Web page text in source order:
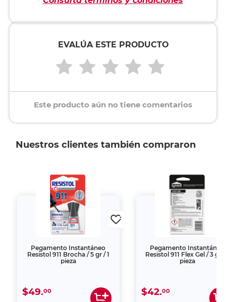
EVALÚA ESTE PRODUCTO
Este producto aún no tiene comentarios
Nuestros clientes también compraron
Pegamento Instantáneo
Resistol 911 Brocha / 5 gr / 1
pieza
$49.00
Pegamento Instantáneo
Resistol 911 Flex Gel / 3 gr /
pieza
$42.00